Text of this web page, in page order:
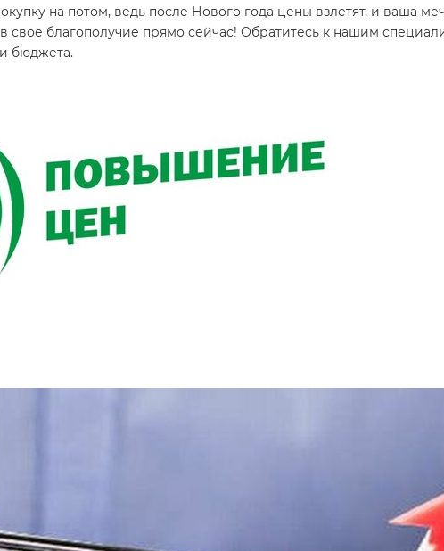
на потом, ведь после Нового года цены взлетят, и ваша
свое благополучие прямо сейчас! Обратитесь к нашим
бюджета.